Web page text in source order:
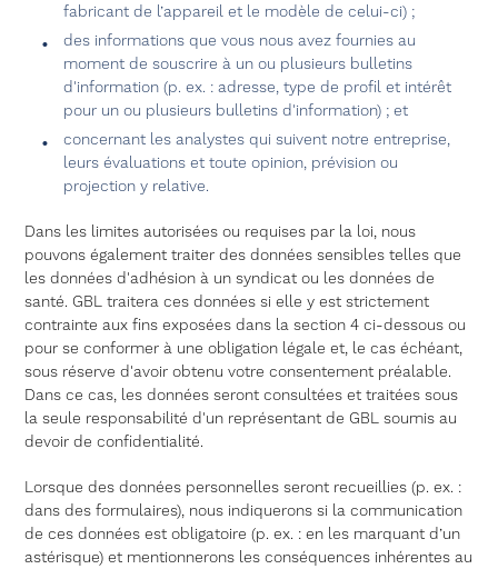
fabricant de l’appareil et le modèle de celui-ci) ;
des informations que vous nous avez fournies au
moment de souscrire à un ou plusieurs bulletins
d'information (p. ex. : adresse, type de profil et intérêt
pour un ou plusieurs bulletins d'information) ; et
concernant les analystes qui suivent notre entreprise,
leurs évaluations et toute opinion, prévision ou
projection y relative.
Dans les limites autorisées ou requises par la loi, nous
pouvons également traiter des données sensibles telles que
les données d'adhésion à un syndicat ou les données de
santé. GBL traitera ces données si elle y est strictement
contrainte aux fins exposées dans la section 4 ci-dessous ou
pour se conformer à une obligation légale et, le cas échéant,
sous réserve d'avoir obtenu votre consentement préalable.
Dans ce cas, les données seront consultées et traitées sous
la seule responsabilité d'un représentant de GBL soumis au
devoir de confidentialité.
Lorsque des données personnelles seront recueillies (p. ex. :
dans des formulaires), nous indiquerons si la communication
de ces données est obligatoire (p. ex. : en les marquant d’un
astérisque) et mentionnerons les conséquences inhérentes au